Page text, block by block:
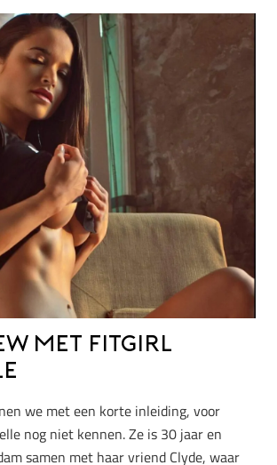
met Fitgirl
we met een korte inleiding, voor
nog niet kennen. Ze is 30 jaar en
samen met haar vriend Clyde, waar